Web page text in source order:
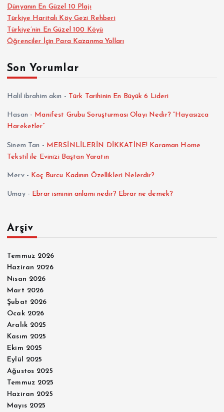
Dünyanın En Güzel 10 Plajı
Türkiye Haritalı Köy Gezi Rehberi
Türkiye’nin En Güzel 100 Köyü
Öğrenciler İçin Para Kazanma Yolları
Son Yorumlar
Halil ibrahim akın - Türk Tarihinin En Büyük 6 Lideri
Hasan - Manifest Grubu Soruşturması Olayı Nedir? “Hayasızca
Hareketler”
Sinem Tan - MERSİNLİLERİN DİKKATİNE! Karaman Home
Tekstil ile Evinizi Baştan Yaratın
Merv- Koç Burcu Kadının Özellikleri Nelerdir?
Umay- Ebrar isminin anlamı nedir? Ebrar ne demek?
Arşiv
Temmuz 2026
Haziran 2026
Nisan 2026
Mart 2026
Şubat 2026
Ocak 2026
Aralık 2025
Kasım 2025
Ekim 2025
Eylül 2025
Ağustos 2025
Temmuz 2025
Haziran 2025
Mayıs 2025